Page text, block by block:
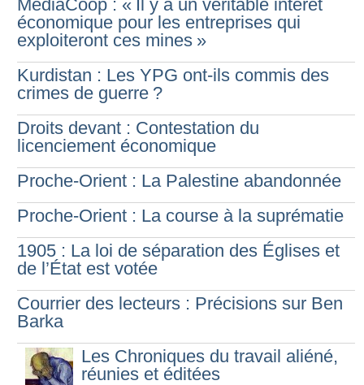
MédiaCoop : «
Il y a un véritable intérêt
économique pour les entreprises qui
exploiteront ces mines »
Kurdistan : Les YPG ont-ils commis des
crimes de guerre ?
Droits devant : Contestation du
licenciement économique
Proche-Orient : La Palestine abandonnée
Proche-Orient : La course à la suprématie
1905 : La loi de séparation des Églises et
de l’État est votée
Courrier des lecteurs : Précisions sur Ben
Barka
Les Chroniques du travail aliéné,
réunies et éditées